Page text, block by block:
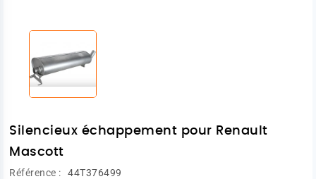
Silencieux échappement pour Renault
Mascott
Référence : 44T376499